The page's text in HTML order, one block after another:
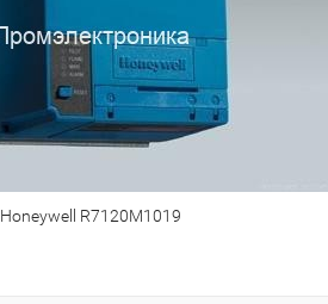
Honeywell R7120M1019